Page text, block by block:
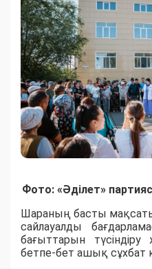
Фото: «Әділет»
Шараның басты
сайлауалды
бағыттарын
бетпе-бет ашық сұхбат